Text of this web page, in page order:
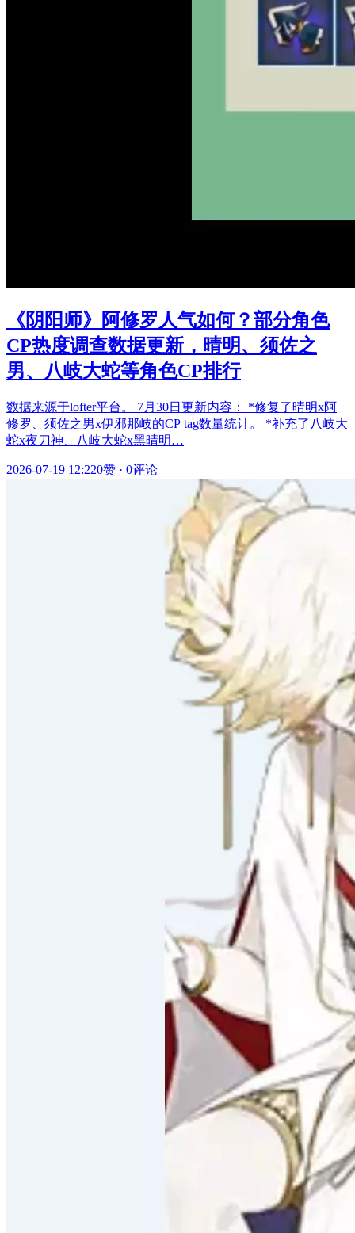
《阴阳师》阿修罗人气如何？部分角色
CP热度调查数据更新，晴明、须佐之
男、八岐大蛇等角色CP排行
数据来源于lofter平台。 7月30日更新内容： *修复了晴明x阿
修罗、须佐之男x伊邪那岐的CP tag数量统计。 *补充了八岐大
蛇x夜刀神、八岐大蛇x黑晴明…
2026-07-19 12:220赞 · 0评论